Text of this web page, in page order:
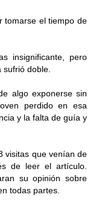
tomarse el tiempo de
insignificante, pero
doble.
algo exponerse sin
perdido en esa
y la falta de guía y
visitas que venían de
de leer el artículo.
su opinión sobre
todas partes.